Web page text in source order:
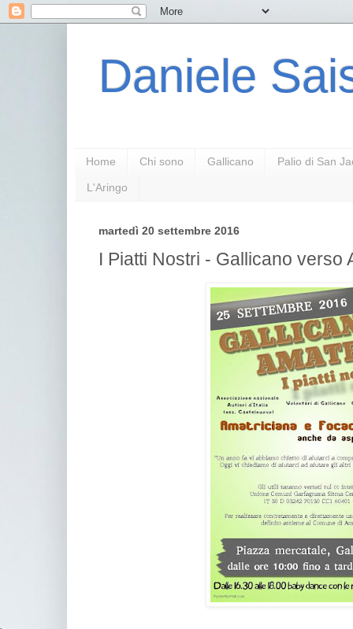
Daniele
Home Chi sono Gallicano Palio di San
L'Aringo
martedì 20 settembre 2016
I Piatti Nostri - Gallicano verso